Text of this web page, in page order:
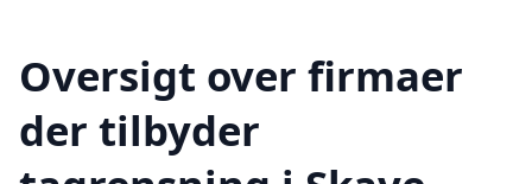
Oversigt over firmaer
der tilbyder